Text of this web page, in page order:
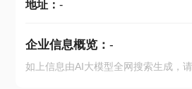
地址： -
企业信息概览： -
如上信息由AI大模型全网搜索生成，